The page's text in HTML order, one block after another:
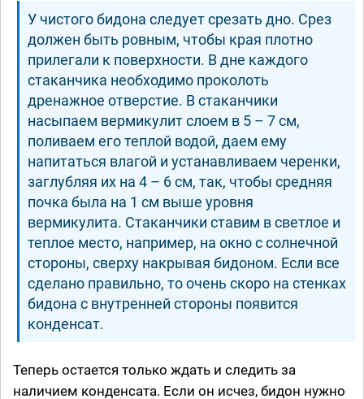
У чистого бидона следует срезать дно. Срез
должен быть ровным, чтобы края плотно
прилегали к поверхности. В дне каждого
стаканчика необходимо проколоть
дренажное отверстие. В стаканчики
насыпаем вермикулит слоем в 5 – 7 см,
поливаем его теплой водой, даем ему
напитаться влагой и устанавливаем черенки,
заглубляя их на 4 – 6 см, так, чтобы средняя
почка была на 1 см выше уровня
вермикулита. Стаканчики ставим в светлое и
теплое место, например, на окно с солнечной
стороны, сверху накрывая бидоном. Если все
сделано правильно, то очень скоро на стенках
бидона с внутренней стороны появится
конденсат.
Теперь остается только ждать и следить за
наличием конденсата. Если он исчез, бидон нужно